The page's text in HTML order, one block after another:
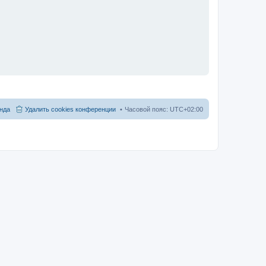
Часовой пояс: UTC+02:00
Удалить cookies конференции